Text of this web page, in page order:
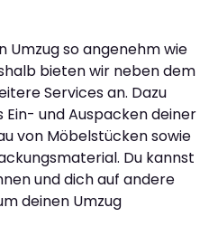
Umzug so angenehm wie
bieten wir neben dem
Services an. Dazu
Ein- und Auspacken deiner
von Möbelstücken sowie
Du kannst
und dich auf andere
deinen Umzug